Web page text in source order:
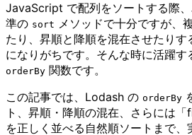
JavaScript で配列をソートする際
準の sort メソッドで十分ですが、
たり、昇順と降順を混在させたり
になりがちです。そんな時に活躍
orderBy 関数です。
この記事では、Lodash の orderBy
ト、昇順・降順の混在、さらには
を正しく並べる自然順ソートまで